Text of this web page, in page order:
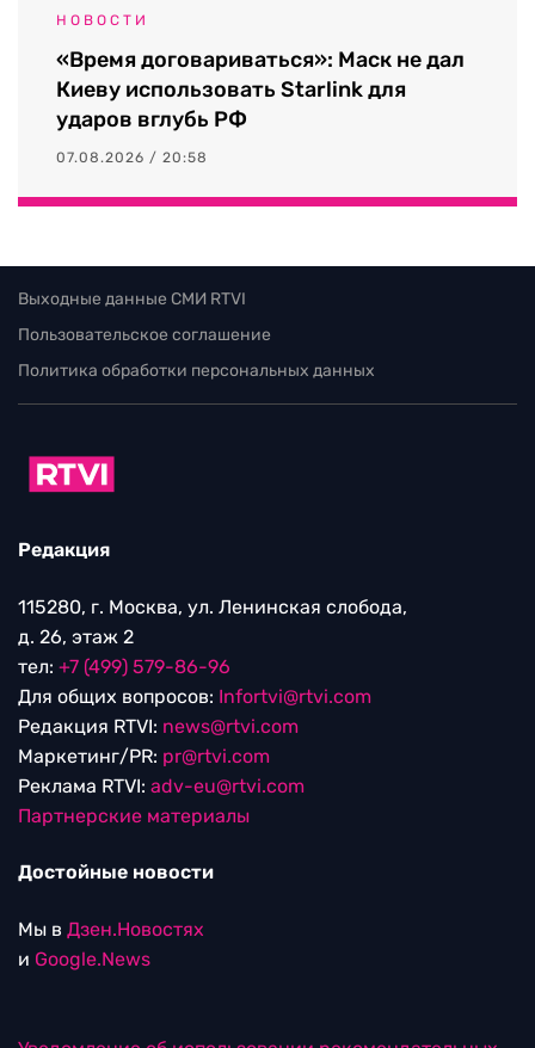
НОВОСТИ
«Время договариваться»: Маск не дал
Киеву использовать Starlink для
ударов вглубь РФ
07.08.2026 / 20:58
Выходные данные СМИ RTVI
Пользовательское соглашение
Политика обработки персональных данных
Редакция
115280, г. Москва, ул. Ленинская слобода,
д. 26, этаж 2
тел: +7 (499) 579-86-96
Для общих вопросов: Infortvi@rtvi.com
Редакция RTVI: news@rtvi.com
Маркетинг/PR: pr@rtvi.com
Реклама RTVI: adv-eu@rtvi.com
Партнерские материалы
Достойные новости
Мы в Дзен.Новостях
и Google.News